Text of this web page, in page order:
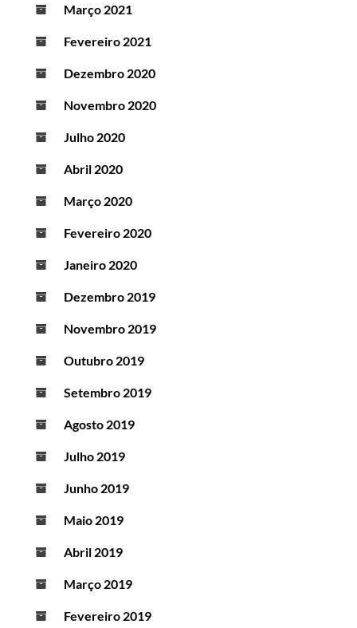
Março 2021
Fevereiro 2021
Dezembro 2020
Novembro 2020
Julho 2020
Abril 2020
Março 2020
Fevereiro 2020
Janeiro 2020
Dezembro 2019
Novembro 2019
Outubro 2019
Setembro 2019
Agosto 2019
Julho 2019
Junho 2019
Maio 2019
Abril 2019
Março 2019
Fevereiro 2019